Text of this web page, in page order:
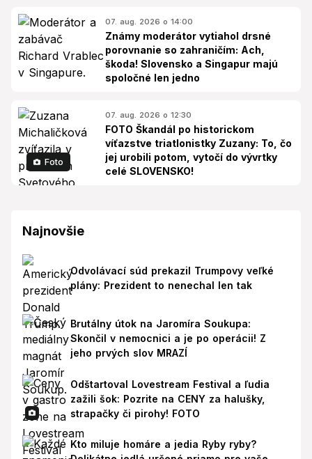
07. aug. 2026 o 14:00
Známy moderátor vytiahol drsné
porovnanie so zahraničím: Ach,
škoda! Slovensko a Singapur majú
spoločné len jedno
Foto
07. aug. 2026 o 12:30
FOTO Škandál po historickom
víťazstve triatlonistky Zuzany: To, čo
jej urobili potom, vytočí do vývrtky
celé SLOVENSKO!
Najnovšie
Odvolávací súd prekazil Trumpovy veľké
plány: Prezident to nenechal len tak
Brutálny útok na Jaromíra Soukupa:
Skončil v nemocnici a je po operácii! Z
jeho prvých slov MRAZÍ
Odštartoval Lovestream Festival a ľudia
zažili šok: Pozrite na CENY za halušky,
strapačky či pirohy! FOTO
Kto miluje homáre a jedia Ryby ryby?